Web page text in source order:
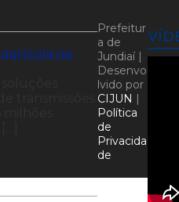
na
Prefeitur
a de
Jundiaí |
Desenvo
lvido por
CIJUN |
Política
de
Privacida
de